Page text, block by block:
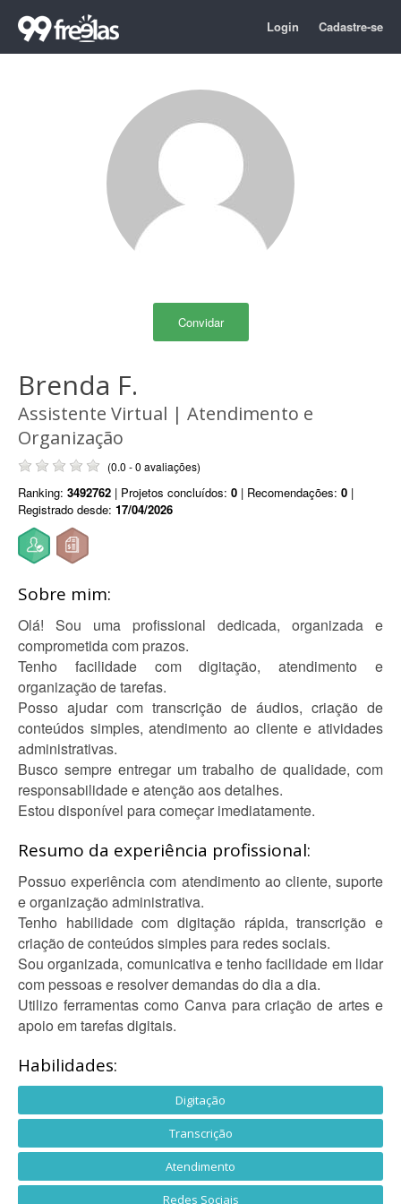
Login Cadastre-se
Convidar
Brenda F.
Assistente Virtual | Atendimento e
Organização
(0.0 - 0 avaliações)
Ranking: 3492762 | Projetos concluídos: 0 | Recomendações: 0 |
Registrado desde: 17/04/2026
Sobre mim:
Olá! Sou uma profissional dedicada, organizada e
comprometida com prazos.
Tenho facilidade com digitação, atendimento e
organização de tarefas.
Posso ajudar com transcrição de áudios, criação de
conteúdos simples, atendimento ao cliente e atividades
administrativas.
Busco sempre entregar um trabalho de qualidade, com
responsabilidade e atenção aos detalhes.
Estou disponível para começar imediatamente.
Resumo da experiência profissional:
Possuo experiência com atendimento ao cliente, suporte
e organização administrativa.
Tenho habilidade com digitação rápida, transcrição e
criação de conteúdos simples para redes sociais.
Sou organizada, comunicativa e tenho facilidade em lidar
com pessoas e resolver demandas do dia a dia.
Utilizo ferramentas como Canva para criação de artes e
apoio em tarefas digitais.
Habilidades:
Digitação
Transcrição
Atendimento
Redes Sociais